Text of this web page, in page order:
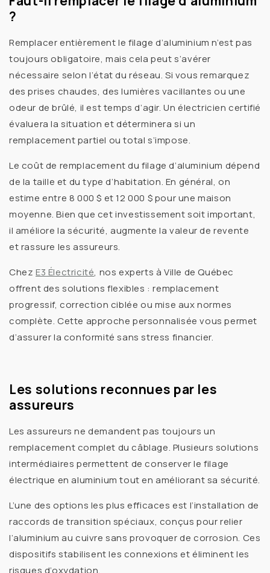
?
Remplacer entièrement lefilage d’aluminium n’est pas
toujours obligatoire, mais cela peut s’avérer
nécessaire selon l’état du réseau. Si vous remarquez
desprises chaudes, deslumières vacillantes ou une
odeur de brûlé, il est temps d’agir. Unélectricien certifié
évaluera la situation et déterminera si un
remplacement partiel ou total s’impose.
Le coût de remplacement du filage d’aluminium dépend
de la taille et du type d’habitation. En général, on
estime entre 8 000 $ et 12 000 $pour une maison
moyenne. Bien que cet investissement soit important,
il améliore la sécurité, augmente la valeur de revente
et rassure les assureurs.
Chez E3 Électricité, nos experts à Ville de Québec
offrent dessolutions flexibles : remplacement
progressif, correction ciblée ou mise aux normes
complète. Cette approche personnalisée vous permet
d’assurer la conformité sans stress financier.
Les solutions reconnues par les
assureurs
Les assureurs ne demandent pas toujours un
remplacement complet du câblage. Plusieurs solutions
intermédiaires permettent de conserver lefilage
électrique en aluminium tout en améliorant sa sécurité.
L’une des options les plus efficaces est l’installation de
raccords de transition spéciaux, conçus pour relier
l’aluminium au cuivre sans provoquer de corrosion. Ces
dispositifs stabilisent les connexions et éliminent les
risques d’oxydation.